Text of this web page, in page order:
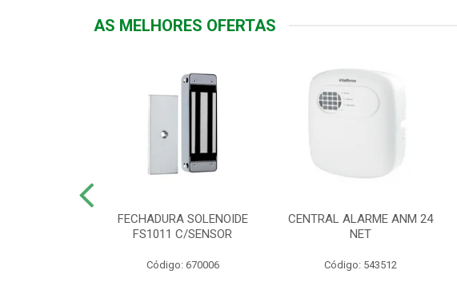
AS MELHORES OFERTAS
FECHADURA SOLENOIDE
FS1011 C/SENSOR
Código: 670006
CENTRAL ALARME ANM 24
NET
Código: 543512